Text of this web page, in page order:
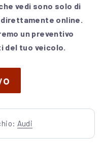
vedi sono solo di
online.
un preventivo
del tuo veicolo.
Audi